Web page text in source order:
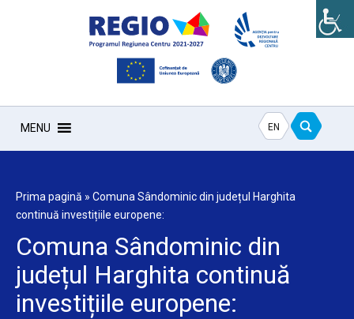
MENU EN
Prima pagină » Comuna Sândominic din județul Harghita
continuă investițiile europene:
Comuna Sândominic din
județul Harghita continuă
investițiile europene: